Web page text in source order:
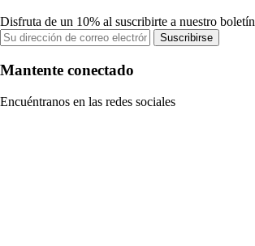
Disfruta de un 10% al suscribirte a nuestro boletín
Suscribirse
Mantente conectado
Encuéntranos en las redes sociales